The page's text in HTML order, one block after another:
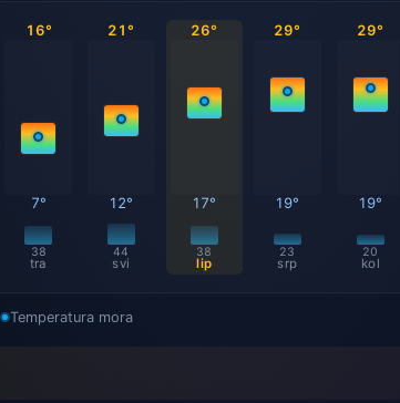
16°
7°
38
tra
21°
12°
44
svi
26°
17°
38
lip
29°
19°
23
srp
29°
19°
20
kol
Temperatura mora